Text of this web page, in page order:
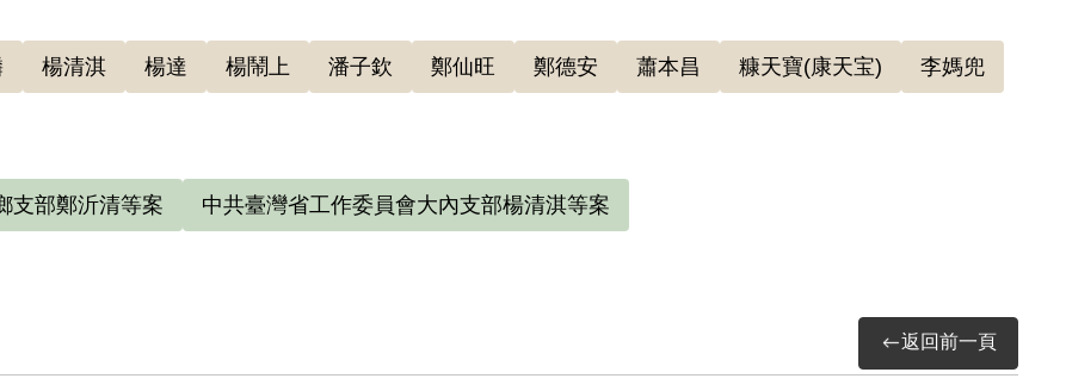
又，經臺南縣警察局查明並無財產，准免予沒收財產。
1997年3月31日獲財團法人二二八事件紀念基金會第十八次董事會認定其為二二八事件受難者並給予補償。
楊清淇 楊達 楊鬧上 潘子欽 鄭仙旺 鄭德安 蕭本昌 糠天寶(康天宝) 李媽兜
支部鄭沂清等案 中共臺灣省工作委員會大內支部楊清淇等案
返回前一頁